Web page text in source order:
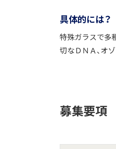
具体的には？
特殊ガラスで多
切なＤＮＡ、オ
募集要項